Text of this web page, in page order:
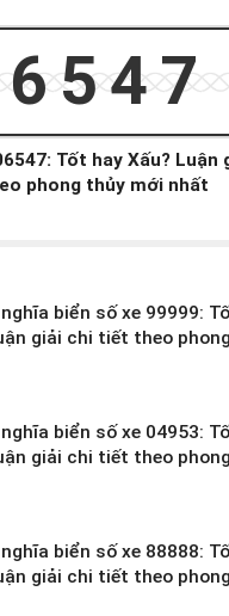
Tốt hay Xấu?
phong thủy mới nhất
biển số xe 99999:
giải chi tiết theo
biển số xe 04953:
giải chi tiết theo
biển số xe 88888:
giải chi tiết theo